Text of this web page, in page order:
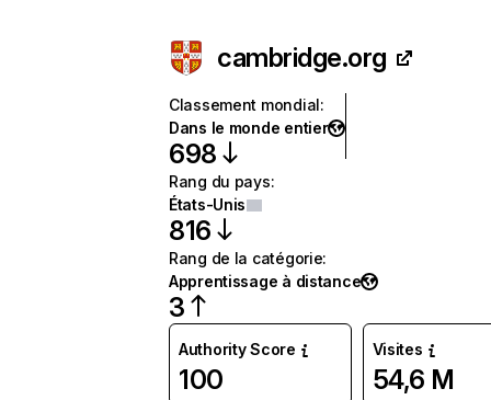
cambridge.org
Classement mondial:
Dans le monde entier
698
Rang du pays:
États-Unis
816
Rang de la catégorie:
Apprentissage à distance
3
Authority Score
100
Visites
54,6 M